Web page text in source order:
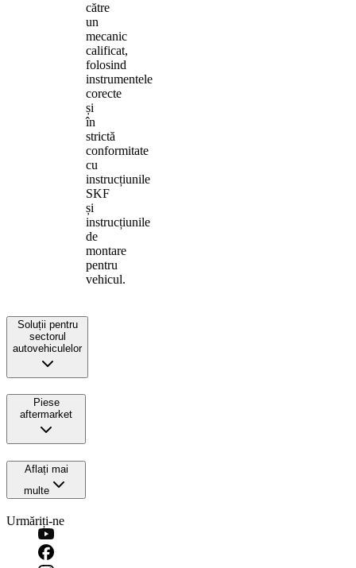
către
un
mecanic
calificat,
folosind
instrumentele
corecte
și
în
strictă
conformitate
cu
instrucțiunile
SKF
și
instrucțiunile
de
montare
pentru
vehicul.
Soluții pentru
sectorul
autovehiculelor
Piese
aftermarket
Aflați mai
multe
Urmăriți-ne